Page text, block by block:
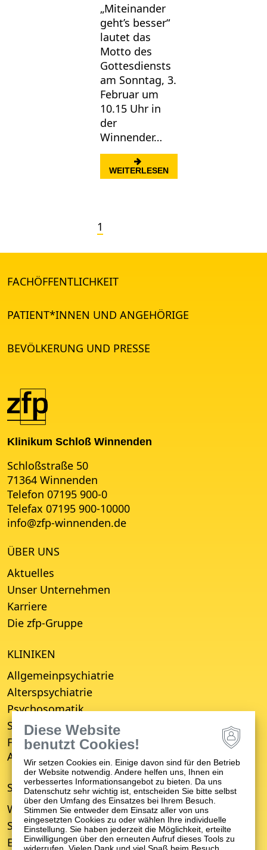
​„Miteinander
geht’s besser“
lautet das
Motto des
Gottesdiensts
am Sonntag, 3.
Februar um
10.15 Uhr in
der
Winnender…
WEITERLESEN: GOTTESDIENST AM 3.
1
FACHÖFFENTLICHKEIT
PATIENT*INNEN UND ANGEHÖRIGE
BEVÖLKERUNG UND PRESSE
Klinikum Schloß Winnenden
ÜBER UNS
Aktuelles
Unser Unternehmen
Karriere
Die zfp-Gruppe
KLINIKEN
Allgemeinpsychiatrie
Alterspsychiatrie
Psychosomatik
Suchttherapie
Fachbereich für Empfang, Erstberatung,
Aufnahme und Entwicklungsverzögerung (FBE)
STANDORTE
Winnenden
Schwäbisch Gmünd
Ellwangen
Schloßstraße 50
71364 Winnenden
Telefon 07195 900-0
Telefax 07195 900-10000
info@zfp-winnenden.de
Diese Website
benutzt Cookies!
Wir setzen Cookies ein. Einige davon sind für den Betrieb
der Website notwendig. Andere helfen uns, Ihnen ein
verbessertes Informationsangebot zu bieten. Da uns
Datenschutz sehr wichtig ist, entscheiden Sie bitte selbst
über den Umfang des Einsatzes bei Ihrem Besuch.
Stimmen Sie entweder dem Einsatz aller von uns
eingesetzten Cookies zu oder wählen Ihre individuelle
Einstellung. Sie haben jederzeit die Möglichkeit, erteilte
Einwilligungen über den erneuten Aufruf dieses Tools zu